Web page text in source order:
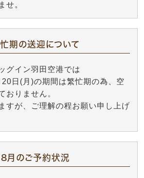
せ。
期の送迎について
グイン羽田空港では
日(月)の期間は繁忙期の為、空
おりません。
すが、ご理解の程お願い申し上げ
8月のご予約状況